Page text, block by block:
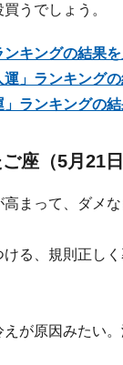
うでしょう。
ンキングの結果
運」ランキング
」ランキングの
座（5月21
まって、ダメ
る、規則正し
が原因みたい。